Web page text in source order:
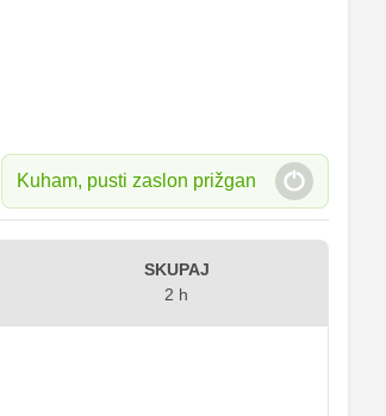
Kuham, pusti zaslon prižgan
SKUPAJ
2 h